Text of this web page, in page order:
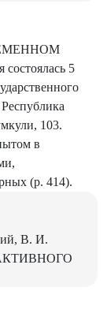
5
103.
в
(р. 414).
В. И.